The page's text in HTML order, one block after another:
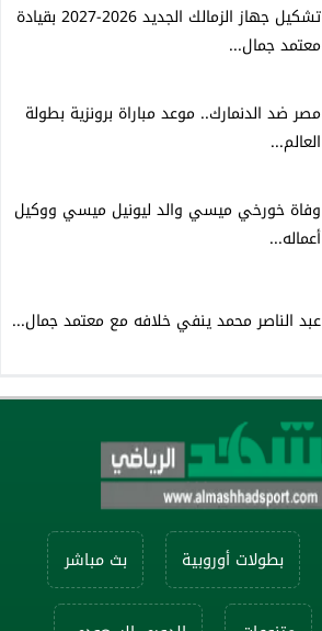
تشكيل جهاز الزمالك الجديد 2026-2027 بقيادة
معتمد جمال...
مصر ضد الدنمارك.. موعد مباراة برونزية بطولة
العالم...
وفاة خورخي ميسي والد ليونيل ميسي ووكيل
أعماله...
عبد الناصر محمد ينفي خلافه مع معتمد جمال...
بطولات أوروبية بث مباشر